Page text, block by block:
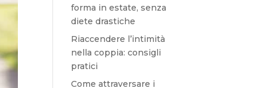
forma in estate, senza
diete drastiche
Riaccendere l’intimità
nella coppia: consigli
pratici
Come attraversare i